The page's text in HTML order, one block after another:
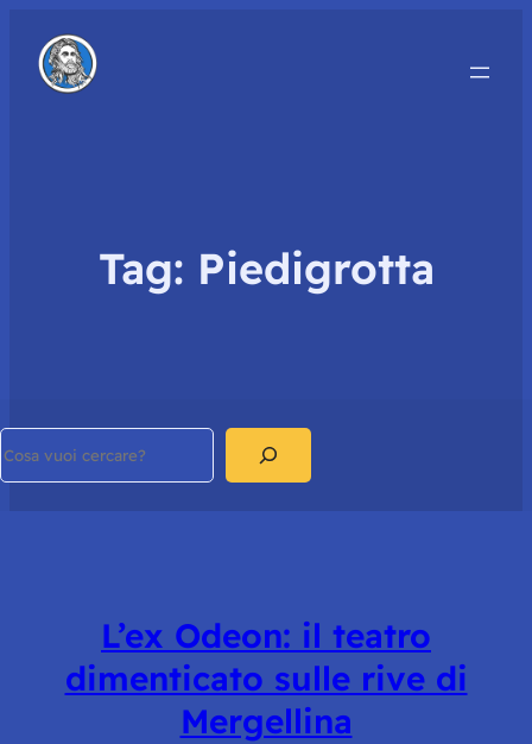
Tag: Piedigrotta
L’ex Odeon: il teatro
dimenticato sulle rive di
Mergellina